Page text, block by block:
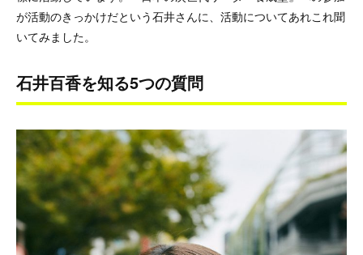
が活動のきっかけだという石井さんに、活動についてあれこれ聞
いてみました。
石井百香を知る5つの質問